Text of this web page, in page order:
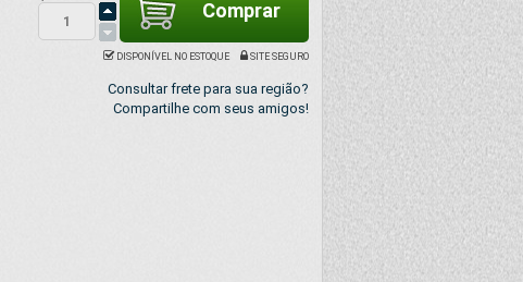
DISPONÍVEL NO ESTOQUE SITE SEGURO
Consultar frete para sua região?
Compartilhe com seus amigos!